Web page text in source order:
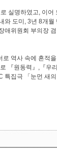
실명하였고, 이
와 도미, 3년 8개
위원회 부의장
역사 속에 흔적
『원동력』,『
특집극 「눈먼 새